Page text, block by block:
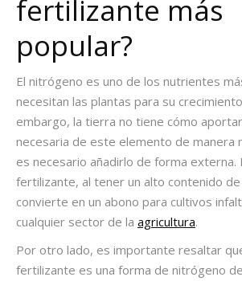
fertilizante más
popular?
El nitrógeno es uno de los nutrientes
necesitan las plantas para su
embargo, la tierra no tiene cómo
necesaria de este elemento de manera
es necesario añadirlo de forma externa.
fertilizante, al tener un alto contenido
convierte en un abono para cultivos
cualquier sector de la agricultura.
Por otro lado, es importante resaltar
fertilizante es una forma de nitrógeno